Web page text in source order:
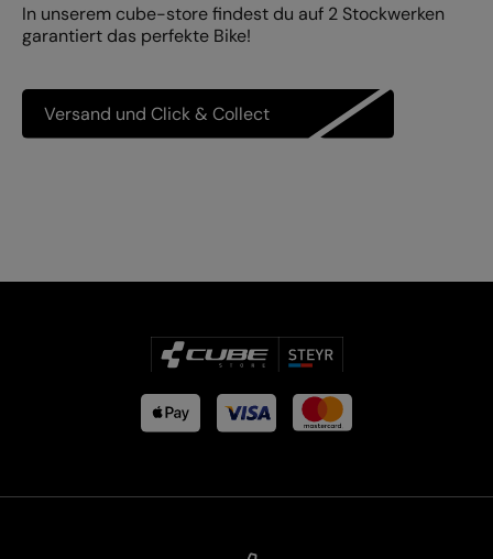
In unserem cube-store findest du auf 2 Stockwerken
garantiert das perfekte Bike!
Versand und Click & Collect